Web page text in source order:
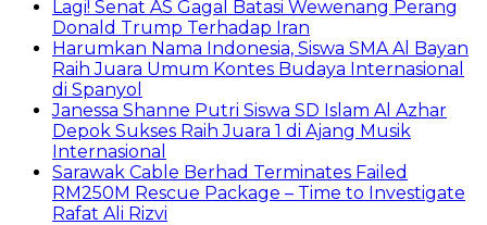
Lagi! Senat AS Gagal Batasi Wewenang Perang
Donald Trump Terhadap Iran
Harumkan Nama Indonesia, Siswa SMA Al Bayan
Raih Juara Umum Kontes Budaya Internasional
di Spanyol
Janessa Shanne Putri Siswa SD Islam Al Azhar
Depok Sukses Raih Juara 1 di Ajang Musik
Internasional
Sarawak Cable Berhad Terminates Failed
RM250M Rescue Package – Time to Investigate
Rafat Ali Rizvi